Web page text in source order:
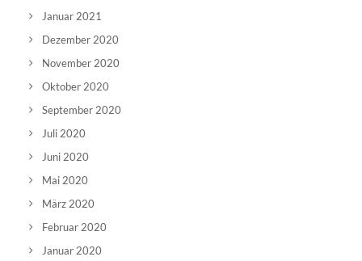
Januar 2021
Dezember 2020
November 2020
Oktober 2020
September 2020
Juli 2020
Juni 2020
Mai 2020
März 2020
Februar 2020
Januar 2020